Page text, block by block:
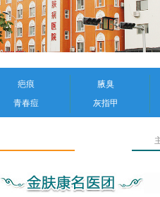
疤痕
腋臭
青春痘 灰指甲